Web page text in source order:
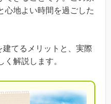
心地よい時間を過ごした
てるメリットと、実際
解説します。